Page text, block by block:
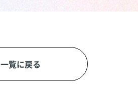
一覧に戻る